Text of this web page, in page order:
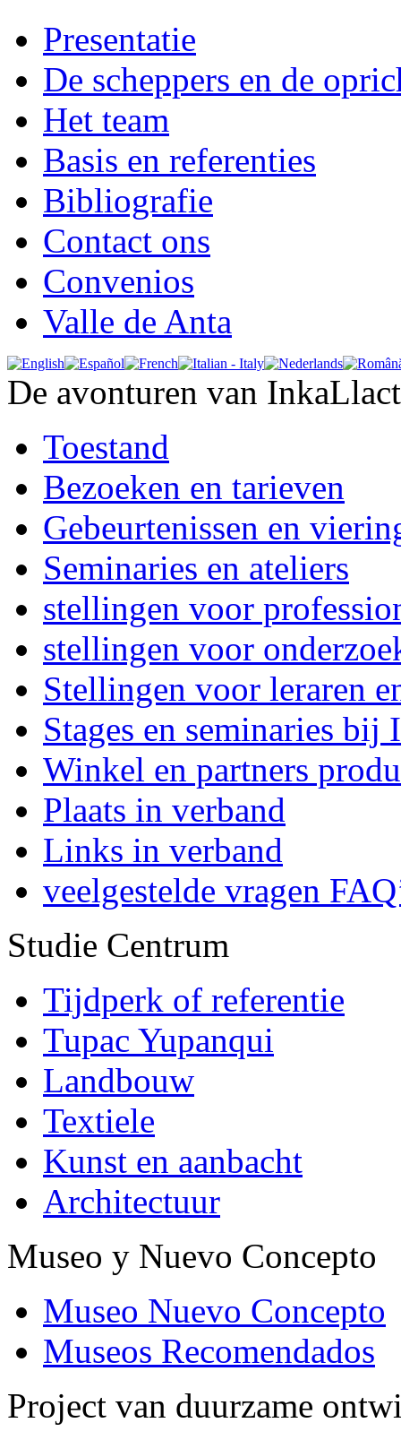
Presentatie
De scheppers en de
Het team
Basis en referenties
Bibliografie
Contact ons
Convenios
Valle de Anta
De avonturen van
Toestand
Bezoeken en tarieven
Gebeurtenissen en
Seminaries en ateliers
stellingen voor
stellingen voor
Stellingen voor leraren
Stages en seminaries
Winkel en partners
Plaats in verband
Links in verband
veelgestelde vragen
Studie Centrum
Tijdperk of referentie
Tupac Yupanqui
Landbouw
Textiele
Kunst en aanbacht
Architectuur
Museo y Nuevo Concepto
Museo Nuevo Concepto
Museos Recomendados
Project van duurzame